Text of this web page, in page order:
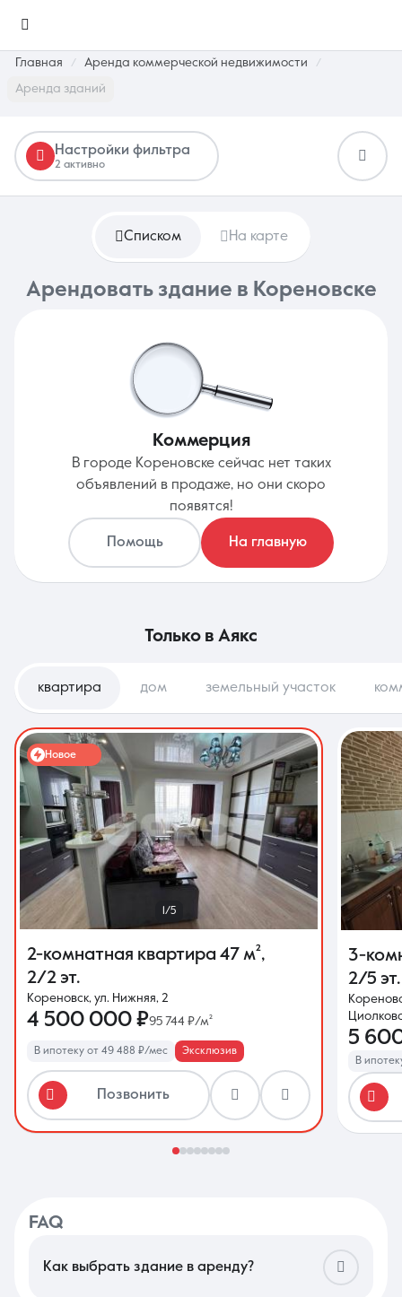
Избранное
0 объявлений
Главная Аренда коммерческой недвижимости
Аренда зданий
Настройки фильтра
2 активно
Списком На карте
Арендовать здание в Кореновске
Коммерция
В городе Кореновске сейчас нет таких
объявлений в продаже, но они скоро
появятся!
Помощь На главную
только в Аякс
квартира дом земельный участок
1/5
2-комнатная квартира 47 м²,
2/2 эт.
Кореновск, ул. Нижняя, 2
4 500 000 ₽95 744 ₽/м²
В ипотеку от 49 488 ₽/мес Эксклюзив
Позвонить
Новое
3-
2/5 эт.
5
В
FAQ
Как выбрать здание в аренду?